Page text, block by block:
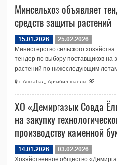
Минсельхоз объявляет
средств защиты растений
15.01.2026
25.02.2026
Министерство сельского
тендер по выбору поставщиков на
растений по нижеследующим
г.Ашхабад, Арчабил шаёлы, 92
ХO «Демиргазык Совда
на закупку
производству каменной
14.01.2026
03.02.2026
Хозяйственное общество